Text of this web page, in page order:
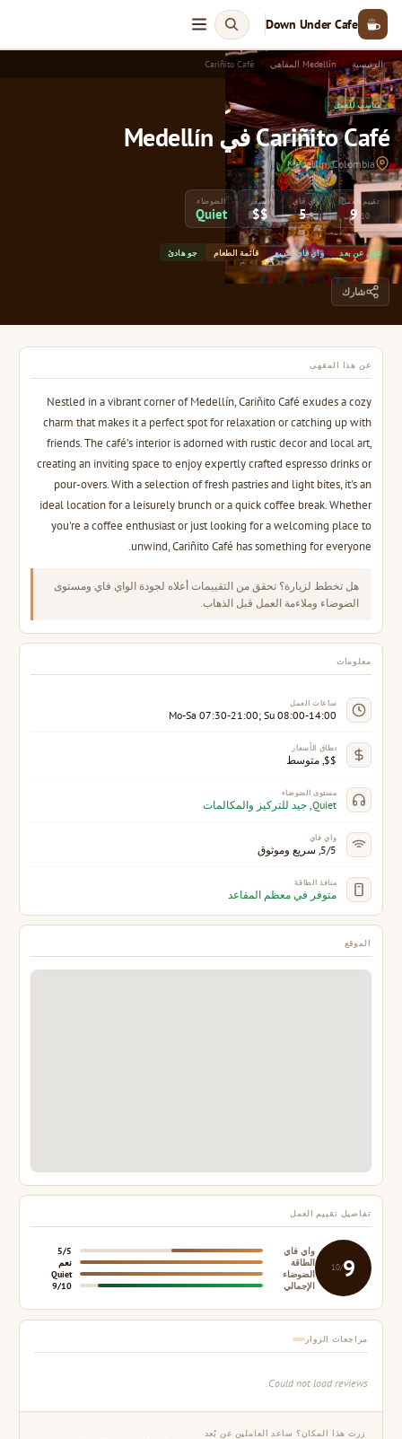
Down Under Cafe
الرئيسية Medellín المقاهي Cariñito Café
مناسب للعمل
Cariñito Café في Medellín
Medellín, Colombia
تقييم العمل
9 /10
واي فاي
5/5
السعر
$$
الضوضاء
Quiet
عمل عن بعد واي فاي سريع قائمة الطعام جو هادئ
شارك
عن هذا المقهى
Nestled in a vibrant corner of Medellín, Cariñito Café exudes a cozy
charm that makes it a perfect spot for relaxation or catching up with
friends. The café’s interior is adorned with rustic decor and local art,
creating an inviting space to enjoy expertly crafted espresso drinks or
pour-overs. With a selection of fresh pastries and light bites, it's an
ideal location for a leisurely brunch or a quick coffee break. Whether
you're a coffee enthusiast or just looking for a welcoming place to
unwind, Cariñito Café has something for everyone.
هل تخطط لزيارة؟ تحقق من التقييمات أعلاه لجودة الواي فاي ومستوى
الضوضاء وملاءمة العمل قبل الذهاب.
معلومات
ساعات العمل
Mo-Sa 07:30-21:00; Su 08:00-14:00
نطاق الأسعار
$$, متوسط
مستوى الضوضاء
Quiet, جيد للتركيز والمكالمات
واي فاي
5/5, سريع وموثوق
منافذ الطاقة
متوفر في معظم المقاعد
الموقع
تفاصيل تقييم العمل
9
/10
واي فاي
5/5
الطاقة
نعم
الضوضاء
Quiet
الإجمالي
9/10
مراجعات الزوار
Could not load reviews.
زرت هذا المكان؟ ساعد العاملين عن بُعد